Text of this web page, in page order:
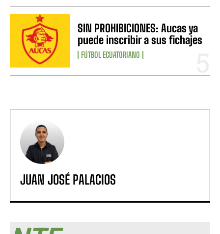
SIN PROHIBICIONES: Aucas ya
puede inscribir a sus fichajes
FÚTBOL ECUATORIANO
JUAN JOSÉ PALACIOS